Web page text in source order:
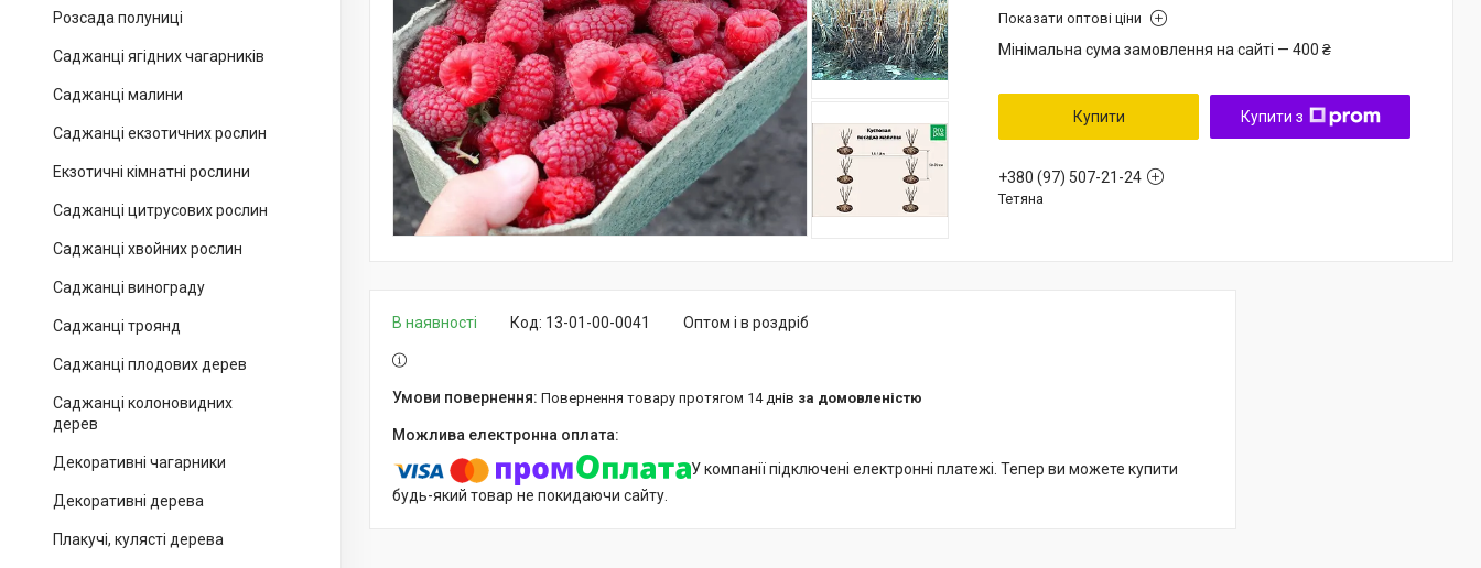
Розсада полуниці
Саджанці ягідних чагарників
Саджанці малини
Саджанці екзотичних рослин
Екзотичні кімнатні рослини
Саджанці цитрусових рослин
Саджанці хвойних рослин
Саджанці винограду
Саджанці троянд
Саджанці плодових дерев
Саджанці колоновидних
дерев
Декоративні чагарники
Декоративні дерева
Плакучі, кулясті дерева
Показати оптові ціни
Мінімальна сума замовлення на сайті — 400 ₴
Купити Купити з
+380 (97) 507-21-24
Тетяна
В наявності Оптом і в роздріб
Код: 13-01-00-0041
повернення товару протягом 14 днів за домовленістю
У компанії підключені електронні платежі. Тепер ви можете купити
будь-який товар не покидаючи сайту.